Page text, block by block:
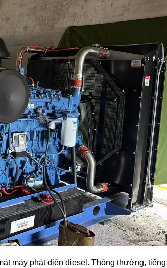
máy phát điện diesel. Thông thường,